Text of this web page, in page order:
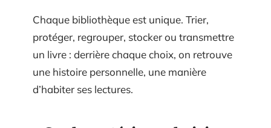
Chaque bibliothèque est unique. Trier,
protéger, regrouper, stocker ou transmettre
un livre : derrière chaque choix, on retrouve
une histoire personnelle, une manière
d’habiter ses lectures.